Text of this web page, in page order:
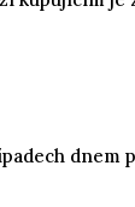
dnem